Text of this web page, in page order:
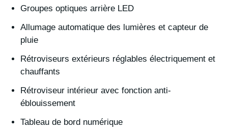
Groupes optiques arrière LED
Allumage automatique des lumières et capteur de
pluie
Rétroviseurs extérieurs réglables électriquement et
chauffants
Rétroviseur intérieur avec fonction anti-
éblouissement
Tableau de bord numérique